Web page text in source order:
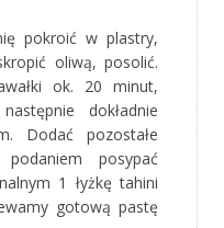
pokroić w plastry,
oliwą, posolić.
ok. 20 minut,
dokładnie
Dodać pozostałe
posypać
1 łyżkę tahini
gotową pastę